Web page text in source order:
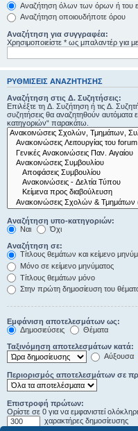
Αναζήτηση όλων των όρων ή του
Αναζήτηση οποιουδήποτε όρου
Αναζήτηση για συγγραφέα:
Χρησιμοποιείστε * ως μπαλαντέρ για
ΡΥΘΜΊΣΕΙΣ ΑΝΑΖΉΤΗΣΗΣ
Αναζήτηση στις Δ. Συζητήσεις:
Επιλέξτε τη Δ. Συζήτηση ή τις Δ.
συζητήσεις θα αναζητηθούν
κατηγοριών“ παρακάτω.
Αναζήτηση υπο-κατηγοριών:
Ναι
Όχι
Αναζήτηση σε:
Τίτλους θεμάτων και κείμενο
Μόνο σε κείμενο μηνύματος
Τίτλους θεμάτων μόνο
Στην πρώτη δημοσίευση του
Εμφάνιση αποτελεσμάτων ως:
Δημοσιεύσεις
Θέματα
Ταξινόμηση αποτελεσμάτων κατά:
Αύξουσα
Περιορισμός αποτελεσμάτων σε
Επιστροφή πρώτων:
Ορίστε σε 0 για να εμφανιστεί
χαρακτήρες δημοσίευσης